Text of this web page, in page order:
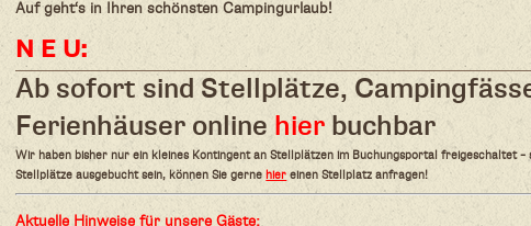
Auf geht‘s in Ihren schönsten Campingurlaub!
N E U:
Ab sofort sind Stellplätze,
Ferienhäuser online hier buchbar
Wir haben bisher nur ein kleines Kontingent an Stellplätzen im Buchungsportal freigeschaltet
Stellplätze ausgebucht sein, können Sie gerne hier einen Stellplatz anfragen!
Aktuelle Hinweise für unsere Gäste: